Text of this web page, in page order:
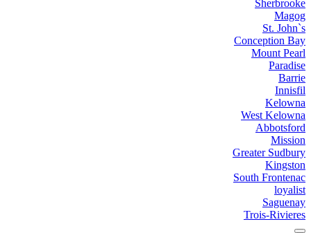
Sherbrooke
Magog
St. John`s
Conception Bay
Mount Pearl
Paradise
Barrie
Innisfil
Kelowna
West Kelowna
Abbotsford
Mission
Greater Sudbury
Kingston
South Frontenac
loyalist
Saguenay
Trois-Rivieres